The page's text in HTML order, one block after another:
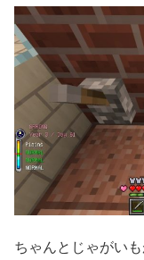
ちゃんとじゃがい